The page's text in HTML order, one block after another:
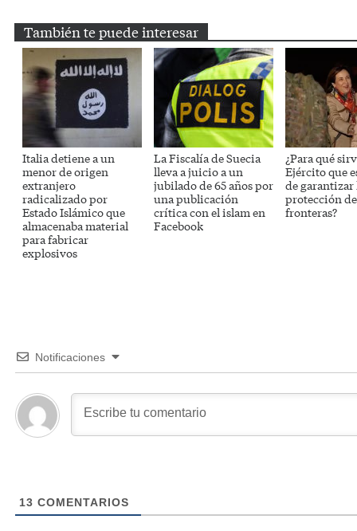
También te puede interesar
Italia detiene a un
menor de origen
extranjero
radicalizado por
Estado Islámico que
almacenaba material
para fabricar
explosivos
La Fiscalía de Suecia
lleva a juicio a un
jubilado de 65 años por
una publicación
crítica con el islam en
Facebook
¿Para qué
Ejército que
de garantizar
protección
fronteras?
Notificaciones
13 COMENTARIOS